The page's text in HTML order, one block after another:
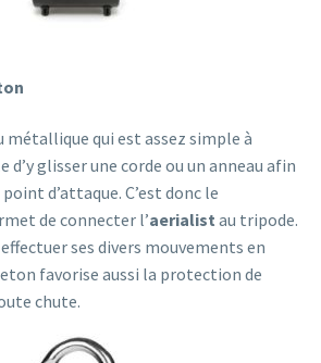
métallique qui est assez simple à
d’y glisser une corde ou un anneau afin
d’attaque. C’est donc le
de connecter l’aerialist au tripode.
ses divers mouvements en
favorise aussi la protection de
chute.